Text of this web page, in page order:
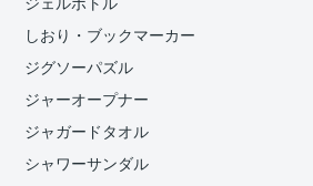
ジェルボトル
しおり・ブックマーカー
ジグソーパズル
ジャーオープナー
ジャガードタオル
シャワーサンダル